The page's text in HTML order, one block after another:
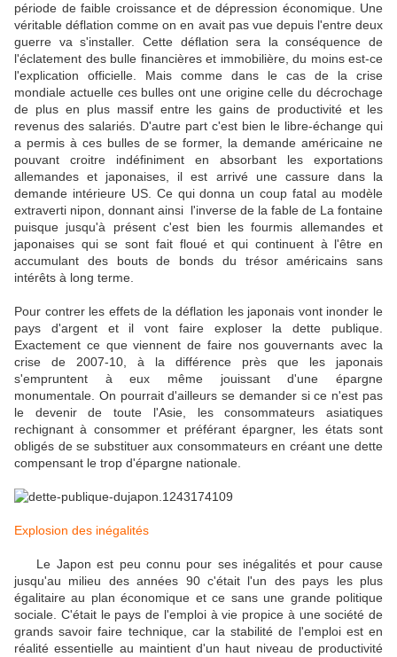
période de faible croissance et de dépression économique. Une
véritable déflation comme on en avait pas vue depuis l'entre deux
guerre va s'installer. Cette déflation sera la conséquence de
l'éclatement des bulle financières et immobilière, du moins est-ce
l'explication officielle. Mais comme dans le cas de la crise
mondiale actuelle ces bulles ont une origine celle du décrochage
de plus en plus massif entre les gains de productivité et les
revenus des salariés. D'autre part c'est bien le libre-échange qui
a permis à ces bulles de se former, la demande américaine ne
pouvant croitre indéfiniment en absorbant les exportations
allemandes et japonaises, il est arrivé une cassure dans la
demande intérieure US. Ce qui donna un coup fatal au modèle
extraverti nipon, donnant ainsi l'inverse de la fable de La fontaine
puisque jusqu'à présent c'est bien les fourmis allemandes et
japonaises qui se sont fait floué et qui continuent à l'être en
accumulant des bouts de bonds du trésor américains sans
intérêts à long terme.
Pour contrer les effets de la déflation les japonais vont inonder le
pays d'argent et il vont faire exploser la dette publique.
Exactement ce que viennent de faire nos gouvernants avec la
crise de 2007-10, à la différence près que les japonais
s'empruntent à eux même jouissant d'une épargne
monumentale. On pourrait d'ailleurs se demander si ce n'est pas
le devenir de toute l'Asie, les consommateurs asiatiques
rechignant à consommer et préférant épargner, les états sont
obligés de se substituer aux consommateurs en créant une dette
compensant le trop d'épargne nationale.
Explosion des inégalités
Le Japon est peu connu pour ses inégalités et pour cause
jusqu'au milieu des années 90 c'était l'un des pays les plus
égalitaire au plan économique et ce sans une grande politique
sociale. C'était le pays de l'emploi à vie propice à une société de
grands savoir faire technique, car la stabilité de l'emploi est en
réalité essentielle au maintient d'un haut niveau de productivité